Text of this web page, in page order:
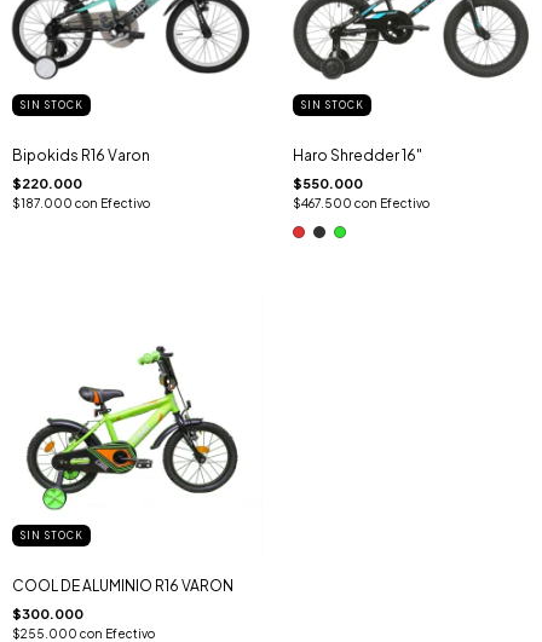
SIN STOCK
Bipokids R16 Varon
$220.000
$187.000 con Efectivo
SIN STOCK
Haro Shredder 16"
$550.000
$467.500 con Efectivo
SIN STOCK
COOL DE ALUMINIO R16 VARON
$300.000
$255.000 con Efectivo